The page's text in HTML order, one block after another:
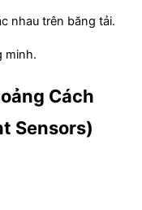
nhau trên băng tải.
minh.
Cách
Sensors)